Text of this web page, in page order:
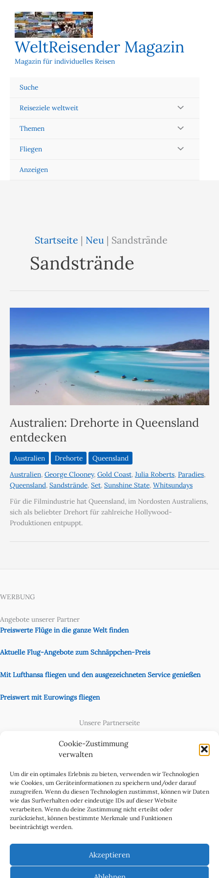
Cookie-Zustimmung
verwalten
Um dir ein optimales Erlebnis zu bieten, verwenden wir Technologien
wie Cookies, um Geräteinformationen zu speichern und/oder darauf
zuzugreifen. Wenn du diesen Technologien zustimmst, können wir Daten
wie das Surfverhalten oder eindeutige IDs auf dieser Website
verarbeiten. Wenn du deine Zustimmung nicht erteilst oder
zurückziehst, können bestimmte Merkmale und Funktionen
beeinträchtigt werden.
Akzeptieren
Inhalt
springen
WeltReisender Magazin
Magazin für individuelles Reisen
Suche
Reiseziele weltweit
Themen
Fliegen
Anzeigen
Startseite | Neu | Sandstrände
Sandstrände
Australien: Drehorte in Queensland
entdecken
Australien Drehorte
Queensland
Australien, George Clooney, Gold Coast, Julia Roberts, Paradies,
Queensland, Sandstrände, Set, Sunshine State, Whitsundays
Für die Filmindustrie hat Queensland, im Nordosten Australiens,
sich als beliebter Drehort für zahlreiche Hollywood-
Produktionen entpuppt.
WERBUNG
Angebote unserer Partner
Preiswerte Flüge in die ganze Welt finden
Aktuelle Flug-Angebote zum Schnäppchen-Preis
Mit Lufthansa fliegen und den ausgezeichneten Service genießen
Preiswert mit Eurowings fliegen
Unsere Partnerseite
Cookie-Richtlinie (EU)
Datenschutzerklärung
Impressum & Kontakt
Über uns